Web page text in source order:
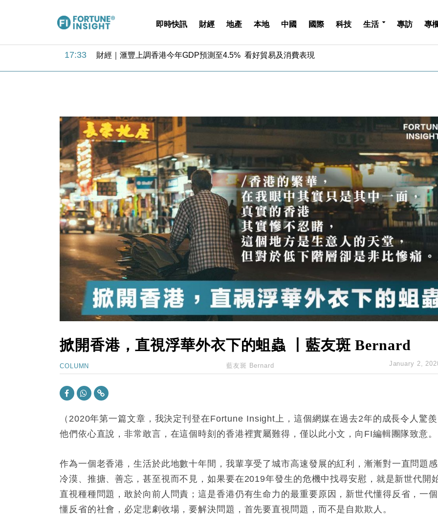
即時快訊 財經 地產 本地 中國 國際 科技 生活 專訪 專
17:33 財經｜滙豐上調香港今年GDP預測至4.5% 看好貿易及消費表現
13:44 財經｜內地7月美元計價出口增近24%勝預期 貿易順差達1125億美元
12:44 財經｜日本春季三度入市撐日圓 4月單日斥6.28萬億日圓干預創新高
11:12 國際｜特朗普料美伊戰事快結束 承認部分彈藥庫存緊張
15:59 財經｜SA售股自救後再出手 斥4億美元押注未上市公司
18:31 財經｜華僑銀行上半年淨利創新高 中期息增15%至47仙
17:33 財經｜滙豐上調香港今年GDP預測至4.5% 看好貿易及消費表現
16:47 本地｜假冒內地執法人員要求交「保證金」 43歲女子損失近6900萬元
16:05 財經｜日經失守6.5萬點後回穩 全周仍升近2%
15:47 財經｜恒隆10月換帥 玩具「反」斗城亞洲CEO蔡德粦接任
15:11 財經｜韓股反覆波動收跌 連挫7周創逾3年最長跌勢
13:44 財經｜內地7月美元計價出口增近24%勝預期 貿易順差達1125億美元
12:44 財經｜日本春季三度入市撐日圓 4月單日斥6.28萬億日圓干預創新高
11:12 國際｜特朗普料美伊戰事快結束 承認部分彈藥庫存緊張
15:59 財經｜SA售股自救後再出手 斥4億美元押注未上市公司
掀開香港，直視浮華外衣下的蛆蟲 丨藍友斑 Bernard
COLUMN 藍友斑 Bernard January 2,
（2020年第一篇文章，我決定刊登在Fortune Insight上，這個網媒在過去2年的成長令人驚羨
他們依心直說，非常敢言，在這個時刻的香港裡實屬難得，僅以此小文，向FI編輯團隊致意。
作為一個老香港，生活於此地數十年間，我輩享受了城市高速發展的紅利，漸漸對一直問題感
冷漠、推搪、善忘，甚至視而不見，如果要在2019年發生的危機中找尋安慰，就是新世代開
直視種種問題，敢於向前人問責；這是香港仍有生命力的最重要原因，新世代懂得反省，一
懂反省的社會，必定悲劇收場，要解決問題，首先要直視問題，而不是自欺欺人。